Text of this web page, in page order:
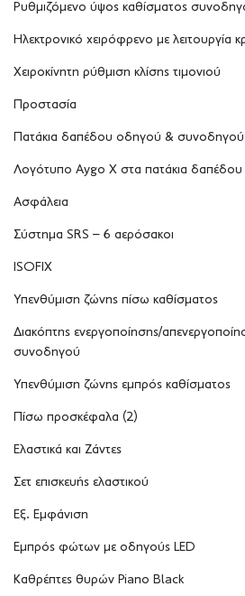
Ρυθμιζόμενο ύψος καθίσματος
Ηλεκτρονικό χειρόφρενο με λειτουργία
Χειροκίνητη ρύθμιση κλίσης τιμονιού
Προστασία
Πατάκια δαπέδου οδηγού &
Λογότυπο Aygo X στα πατάκια δαπέδου
Ασφάλεια
Σύστημα SRS – 6 αερόσακοι
ISOFIX
Υπενθύμιση ζώνης πίσω καθίσματος
Διακόπτης ενεργοποίησης/
συνοδηγού
Υπενθύμιση ζώνης εμπρός καθίσματος
Πίσω προσκέφαλα (2)
Ελαστικά και Ζάντες
Σετ επισκευής ελαστικού
Εξ. Εμφάνιση
Εμπρός φώτων με οδηγούς LED
Καθρέπτες θυρών Piano Black